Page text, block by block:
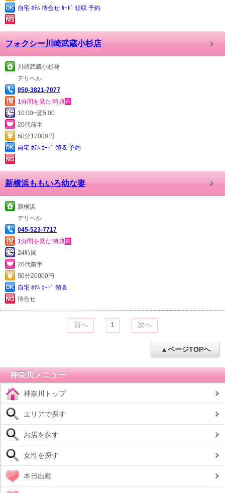
自宅 ﾎﾃﾙ 待合せ ｶｰﾄﾞ 領収 予約
フォクシー川崎武蔵小杉店
川崎武蔵小杉発
デリヘル
050-3821-7077
1分間を見た!特典有
10:00~翌5:00
20代前半
60分17000円
自宅 ﾎﾃﾙ ｶｰﾄﾞ 領収 予約
新横浜ももいろ幼な妻
新横浜
デリヘル
045-523-7717
1分間を見た!特典有
24時間
20代前半
90分20000円
自宅 ﾎﾃﾙ ｶｰﾄﾞ 領収
待合せ
前へ 1 次へ
▲ページTOPへ
神奈川メニュー
神奈川トップ
エリアで探す
お店を探す
女性を探す
本日出勤